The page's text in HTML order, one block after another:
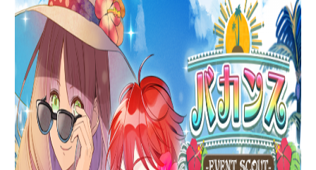
アプリゲーム
イベント・キャンペーン
ミュージック
グッズ・本
ギャラリー
ユニット&キャラクター
アプリゲーム
イベント・キャンペーン
ミュージック
グッズ・本
ギャラリー